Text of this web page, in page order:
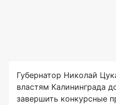
Губернатор Николай
властям Калининграда
завершить конкурсные